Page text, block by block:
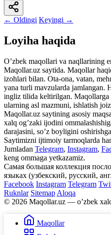
← Oldingi Keyingi →
Loyiha haqida
Oʼzbek maqollari va naqllarining
Maqollar.uz saytida. Maqollar
izohlari bilan. Ota-ona, vatan,
yana turli mavzularda jamlangan.
ingliz tilida keltirilgan. Maqollarga
ularning asl mazmuni, ishlatish
Maqollar.uz saytining asosiy
xalq ogʼzaki ijodini
darajasini, soʼz boyligini
Saytimizni ijtimoiy tarmoqlarda
Jumladan Telegram, Instagram,
keng ommaga yetkazamiz.
Самая большая коллекция
языках (узбекский, русский,
Facebook Instagram Telegram
Ruknlar Sitemap Aloqa
© 2026 Maqollar.uz — oʼzbek
Maqollar